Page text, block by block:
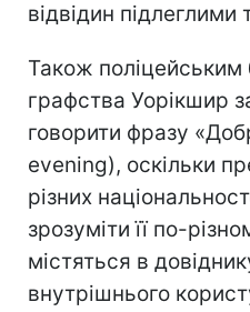
відвідин підлеглими
Також поліцейським
графства Уорікшир
говорити фразу
evening), оскільки
різних
зрозуміти її по-
містяться в
внутрішнього